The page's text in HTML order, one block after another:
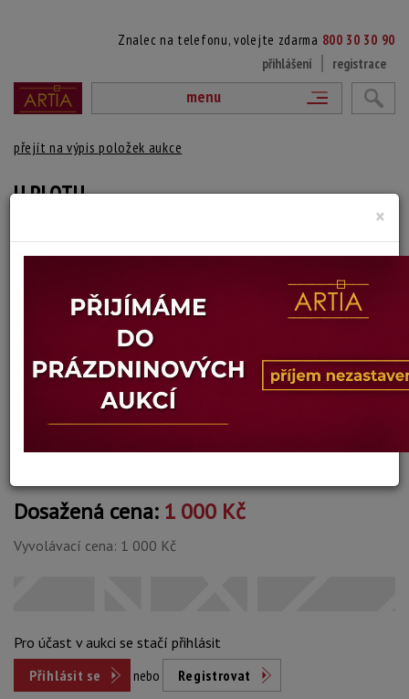
Znalec na telefonu, volejte zdarma 800 30 30 90
přihlášení
registrace
menu
přejít na výpis položek aukce
U PLOTU
(1946 Praha)
Signováno a datováno dole uprostřed, 64/120, zaskleno a rámováno
Technika: litografie, datace: 2002
Šířka: 14 cm, výška: 17 cm, rámování: 27 x 22 cm
Stav: dobrý
09.03.2026 20:30 SEČ
Dosažená cena: 1 000 Kč
Vyvolávací cena: 1 000 Kč
Pro účast v aukci se stačí přihlásit
Přihlásit se
nebo Registrovat
×